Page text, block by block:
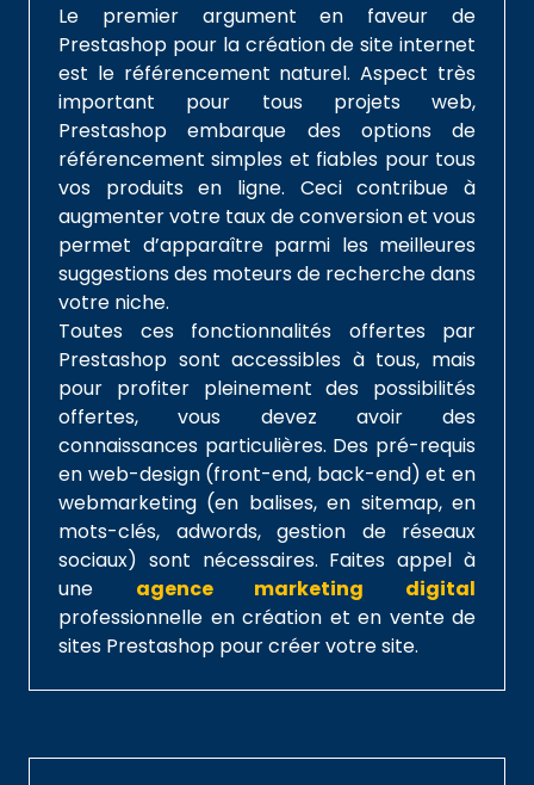
Le premier argument en faveur de
Prestashop pour la création de site internet
est le référencement naturel. Aspect très
important pour tous projets web,
Prestashop embarque des options de
référencement simples et fiables pour tous
vos produits en ligne. Ceci contribue à
augmenter votre taux de conversion et vous
permet d’apparaître parmi les meilleures
suggestions des moteurs de recherche dans
votre niche.
Toutes ces fonctionnalités offertes par
Prestashop sont accessibles à tous, mais
pour profiter pleinement des possibilités
offertes, vous devez avoir des
connaissances particulières. Des pré-requis
en web-design (front-end, back-end) et en
webmarketing (en balises, en sitemap, en
mots-clés, adwords, gestion de réseaux
sociaux) sont nécessaires. Faites appel à
une agence marketing digital
professionnelle en création et en vente de
sites Prestashop pour créer votre site.